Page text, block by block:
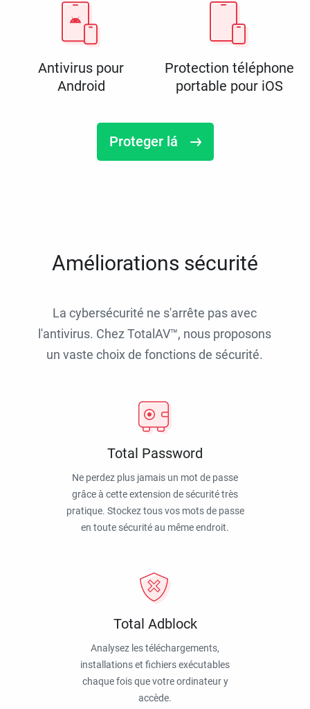
Antivirus pour
Android
Protection téléphone
portable pour iOS
Proteger lá
Améliorations sécurité
La cybersécurité ne s'arrête pas avec
l'antivirus. Chez TotalAV™, nous proposons
un vaste choix de fonctions de sécurité.
Total Password
Ne perdez plus jamais un mot de passe
grâce à cette extension de sécurité très
pratique. Stockez tous vos mots de passe
en toute sécurité au même endroit.
Total Adblock
Analysez les téléchargements,
installations et fichiers exécutables
chaque fois que votre ordinateur y
accède.